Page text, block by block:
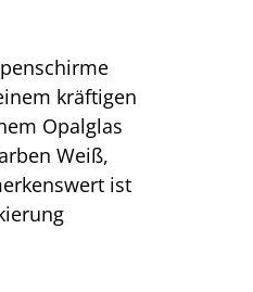
kräftigen
Opalglas
Weiß,
ist